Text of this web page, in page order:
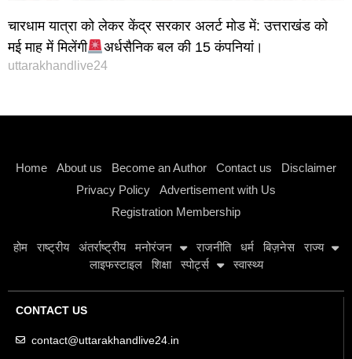
चारधाम यात्रा को लेकर केंद्र सरकार अलर्ट मोड में: उत्तराखंड को
मई माह में मिलेंगी
अर्धसैनिक बल की 15 कंपनियां।
uttarakhandlive24
Home About us Become an Author Contact us
Disclaimer
Privacy Policy
Advertisement with Us
Registration Membership
होम राष्ट्रीय अंतर्राष्ट्रीय मनोरंजन राजनीति धर्म बिज़नेस
राज्य
लाइफस्टाइल
शिक्षा स्पोर्ट्स स्वास्थ्य
CONTACT US
contact@uttarakhandlive24.in